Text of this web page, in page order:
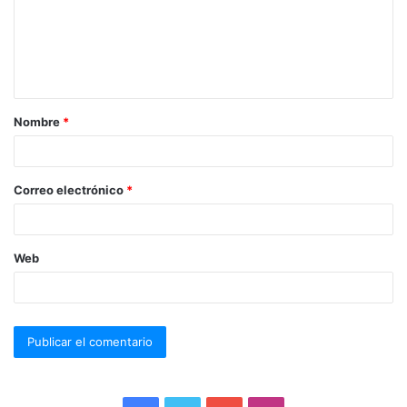
Nombre *
Correo electrónico *
Web